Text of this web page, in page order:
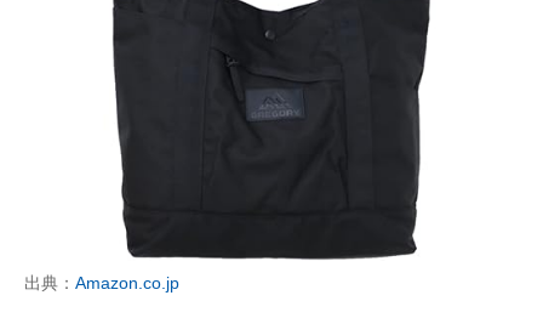
出典： Amazon.co.jp